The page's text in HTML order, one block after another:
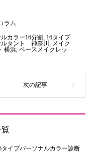
ラム
カラー16分割, 16タイプ
ルタント 神奈川 , メイク
横浜, ベースメイクレッ
タイプパーソナルカラー診断